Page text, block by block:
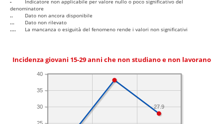
-
Indicatore non applicabile per valore nullo o poco significativo del
denominatore
..
Dato non ancora disponibile
...
Dato non rilevato
....
La mancanza o esiguità del fenomeno rende i valori non significativi
Incidenza giovani 15-29 anni che non studiano e non lavorano
30
35
40
27.9